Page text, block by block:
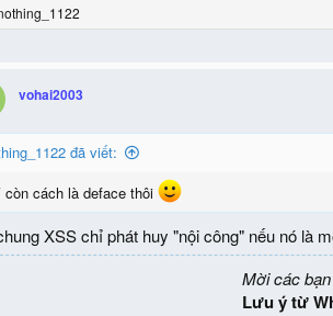
vohai2003
đã viết:
còn cách là deface thôi
XSS chỉ phát huy "nội công" nếu nó là
Mời các
Lưu ý từ